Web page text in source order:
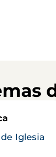
Iglesia